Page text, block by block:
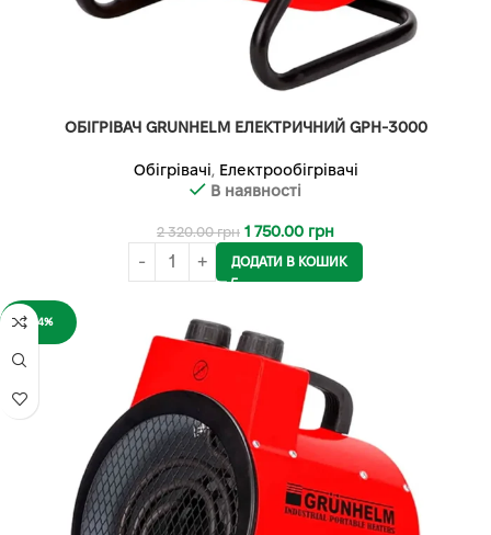
ОБІГРІВАЧ GRUNHELM ЕЛЕКТРИЧНИЙ GPH-3000
Обігрівачі, Електрообігрівачі
В наявності
2 320.00грн 1 750.00 грн
ДОДАТИ В КОШИК
-24%